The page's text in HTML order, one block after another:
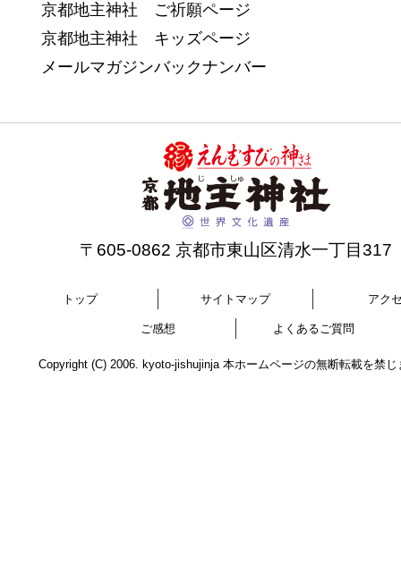
京都地主神社 ご祈願ページ
京都地主神社 キッズページ
メールマガジンバックナンバー
〒605-0862 京都市東山区清水一丁目317
トップ サイトマップ アク
ご感想 よくあるご質問
Copyright (C) 2006. kyoto-jishujinja 本ホームページの無断転載を禁じ